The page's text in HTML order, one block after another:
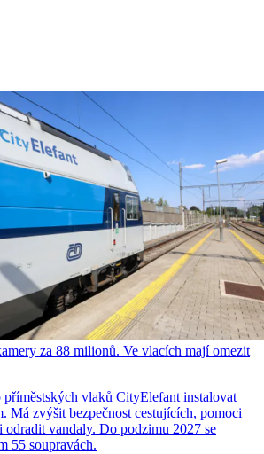
za 88 milionů. Ve vlacích mají omezit
příměstských vlaků CityElefant instalovat
Má zvýšit bezpečnost cestujících, pomoci
vandaly. Do podzimu 2027 se
55 soupravách.